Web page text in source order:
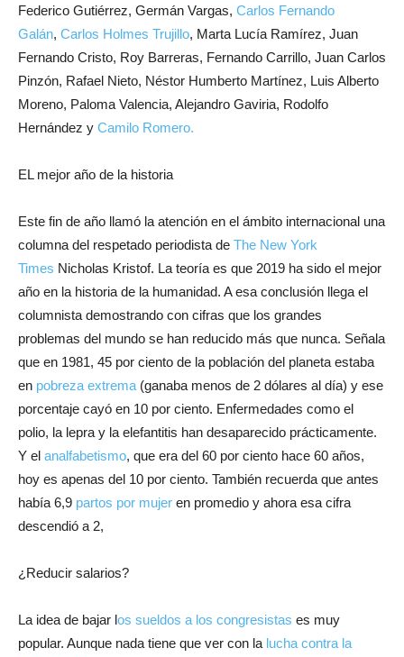
Federico Gutiérrez, Germán Vargas, Carlos Fernando
Galán, Carlos Holmes Trujillo, Marta Lucía Ramírez, Juan
Fernando Cristo, Roy Barreras, Fernando Carrillo, Juan Carlos
Pinzón, Rafael Nieto, Néstor Humberto Martínez, Luis Alberto
Moreno, Paloma Valencia, Alejandro Gaviria, Rodolfo
Hernández y Camilo Romero.
EL mejor año de la historia
Este fin de año llamó la atención en el ámbito internacional una
columna del respetado periodista de The New York
Times Nicholas Kristof. La teoría es que 2019 ha sido el mejor
año en la historia de la humanidad. A esa conclusión llega el
columnista demostrando con cifras que los grandes
problemas del mundo se han reducido más que nunca. Señala
que en 1981, 45 por ciento de la población del planeta estaba
en pobreza extrema (ganaba menos de 2 dólares al día) y ese
porcentaje cayó en 10 por ciento. Enfermedades como el
polio, la lepra y la elefantitis han desaparecido prácticamente.
Y el analfabetismo, que era del 60 por ciento hace 60 años,
hoy es apenas del 10 por ciento. También recuerda que antes
había 6,9 partos por mujer en promedio y ahora esa cifra
descendió a 2,
¿Reducir salarios?
La idea de bajar los sueldos a los congresistas es muy
popular. Aunque nada tiene que ver con la lucha contra la